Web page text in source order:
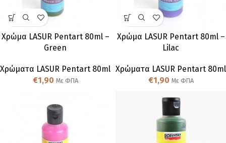
Χρώμα LASUR Pentart 80ml –
Green
Χρώματα LASUR Pentart 80ml
€1,90 Με ΦΠΑ
Χρώμα LASUR Pentart 80ml –
Lilac
Χρώματα LASUR Pentart 80ml
€1,90 Με ΦΠΑ